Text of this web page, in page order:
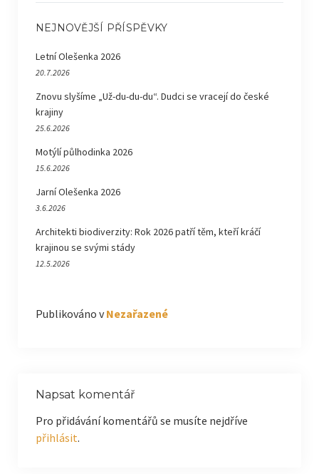
NEJNOVĚJŠÍ PŘÍSPĚVKY
Letní Olešenka 2026
20.7.2026
Znovu slyšíme „Už-du-du-du“. Dudci se vracejí do české
krajiny
25.6.2026
Motýlí půlhodinka 2026
15.6.2026
Jarní Olešenka 2026
3.6.2026
Architekti biodiverzity: Rok 2026 patří těm, kteří kráčí
krajinou se svými stády
12.5.2026
Publikováno v Nezařazené
Napsat komentář
Pro přidávání komentářů se musíte nejdříve
přihlásit.